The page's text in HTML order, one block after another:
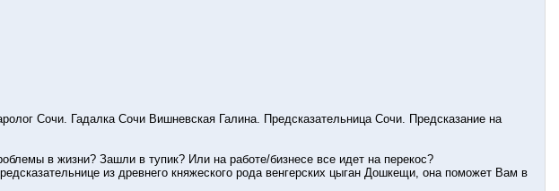
Сочи. Гадалка Сочи Вишневская Галина. Предсказательница Сочи. Предсказание на
в жизни? Зашли в тупик? Или на работе/бизнесе все идет на перекос?
из древнего княжеского рода венгерских цыган Дошкещи, она поможет Вам в